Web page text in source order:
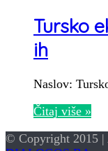
Tursko
ih
Naslov:
Čitaj više »
© Copyright 2015